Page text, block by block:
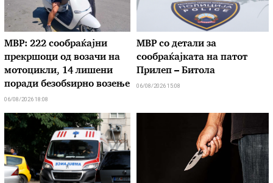
МВР: 222 сообраќајни
прекршоци од возачи на
мотоцикли, 14 лишени
поради безобѕирно возење
06/08/2026 18:08
МВР со детали за
сообраќајката на патот
Прилеп – Битола
06/08/2026 15:08